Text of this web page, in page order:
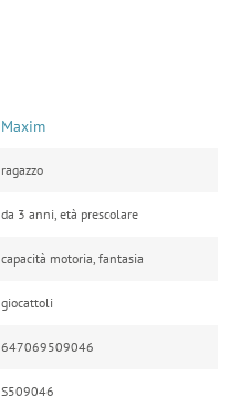
Maxim
ragazzo
da 3 anni, età prescolare
capacità motoria, fantasia
giocattoli
647069509046
S509046